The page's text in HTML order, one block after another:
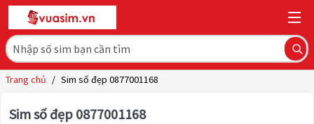
Trang chủ / Sim số đẹp 0877001168
Sim số đẹp 0877001168